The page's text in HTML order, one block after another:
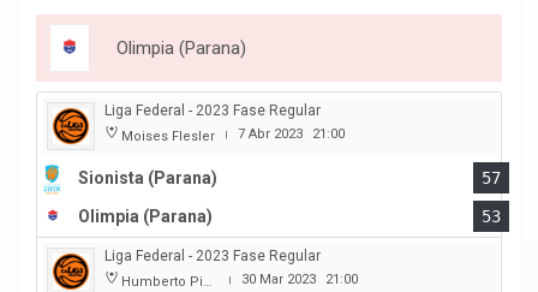
Olimpia (Parana)
Liga Federal - 2023 Fase Regular
Moises Flesler | 7 Abr 2023 21:00
Sionista (Parana)
57
Olimpia (Parana)
53
Liga Federal - 2023 Fase Regular
Humberto Pietranera | 30 Mar 2023 21:00